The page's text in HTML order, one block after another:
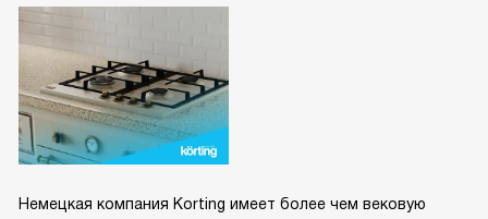
Немецкая компания Korting имеет более чем вековую